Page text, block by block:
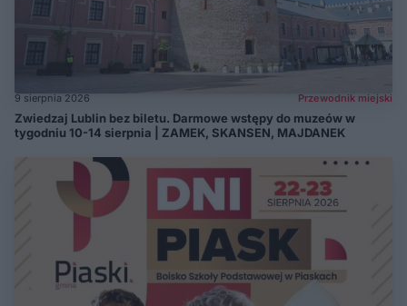
9 sierpnia 2026 Przewodnik miejski
Zwiedzaj Lublin bez biletu. Darmowe wstępy do muzeów w
tygodniu 10-14 sierpnia | ZAMEK, SKANSEN, MAJDANEK